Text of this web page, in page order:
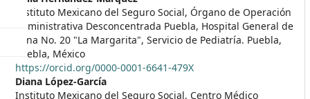
Instituto Mexicano del Seguro Social, Órgano de Operación
Administrativa Desconcentrada Puebla, Hospital General de
Zona No. 20 "La Margarita", Servicio de Pediatría. Puebla,
Puebla, México
https://orcid.org/0000-0001-6641-479X
Diana López-García
Instituto Mexicano del Seguro Social, Centro Médico